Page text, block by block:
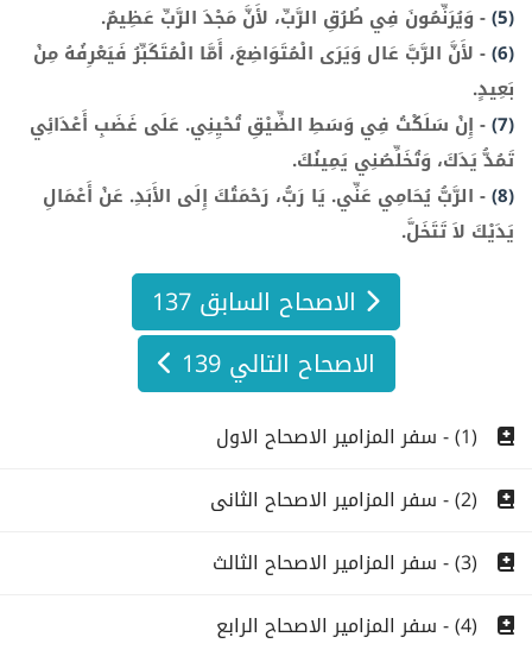
(5)
- وَيُرَنِّمُونَ فِي طُرُقِ الرَّبِّ، لأَنَّ مَجْدَ الرَّبِّ عَظِيمٌ.
(6)
- لأَنَّ الرَّبَّ عَال وَيَرَى الْمُتَوَاضِعَ، أَمَّا الْمُتَكَبِّرُ فَيَعْرِفُهُ مِنْ
بَعِيدٍ.
(7)
- إِنْ سَلَكْتُ فِي وَسَطِ الضِّيْقِ تُحْيِنِي. عَلَى غَضَبِ أَعْدَائِي
تَمُدُّ يَدَكَ، وَتُخَلِّصُنِي يَمِينُكَ.
(8)
- الرَّبُّ يُحَامِي عَنِّي. يَا رَبُّ، رَحْمَتُكَ إِلَى الأَبَدِ. عَنْ أَعْمَالِ
يَدَيْكَ لاَ تَتَخَلَّ.
الاصحاح السابق 137
الاصحاح التالي 139
(1) - سفر المزامير الاصحاح الاول
(2) - سفر المزامير الاصحاح الثانى
(3) - سفر المزامير الاصحاح الثالث
(4) - سفر المزامير الاصحاح الرابع